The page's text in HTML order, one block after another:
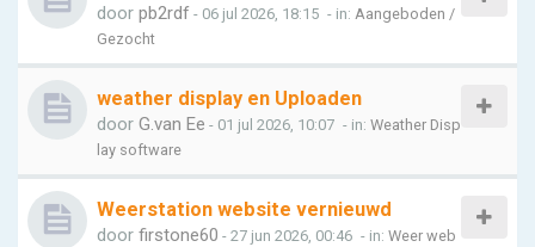
door pb2rdf - 06 jul 2026, 18:15 - in: Aangeboden /
Gezocht
weather display en Uploaden
door G.van Ee - 01 jul 2026, 10:07 - in: Weather Disp
lay software
Weerstation website vernieuwd
door firstone60 - 27 jun 2026, 00:46 - in: Weer web